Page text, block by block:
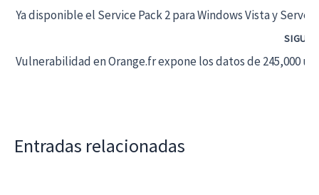
Ya disponible el Service Pack 2 para Windows Vista y Server
Vulnerabilidad en Orange.fr expone los datos de 245,000
Entradas relacionadas